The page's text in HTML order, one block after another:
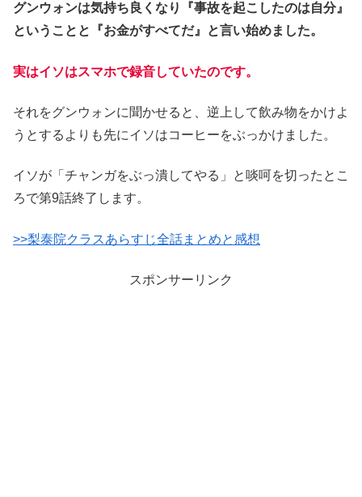
グンウォンは気持ち良くなり『事故を起こしたのは自分』
ということと『お金がすべてだ』と言い始めました。
実はイソはスマホで録音していたのです。
それをグンウォンに聞かせると、逆上して飲み物をかけよ
うとするよりも先にイソはコーヒーをぶっかけました。
イソが「チャンガをぶっ潰してやる」と啖呵を切ったとこ
ろで第9話終了します。
>>梨泰院クラスあらすじ全話まとめと感想
スポンサーリンク